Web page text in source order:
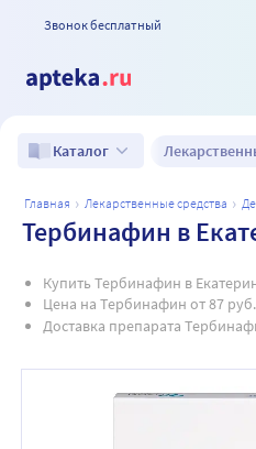
Звонок бесплатный
Каталог
главная лекарственные средства
Тербинафин в
Купить Тербинафин в
Цена на Тербинафин от 87
Доставка препарата